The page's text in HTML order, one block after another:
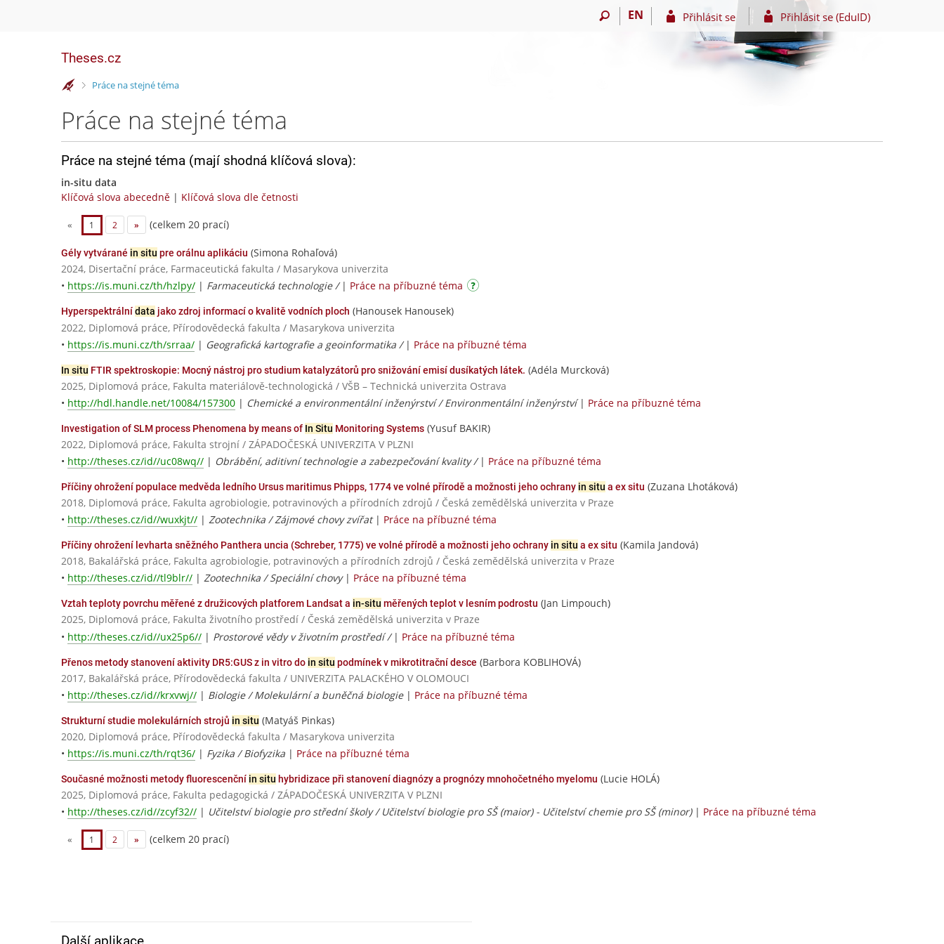
EN Přihlásit se Přihlásit se (EduID)
Theses.cz
>Práce na stejné téma
Práce na stejné téma
Práce na stejné téma (mají shodná klíčová slova):
in-situ data
Klíčová slova abecedně | Klíčová slova dle četnosti
« 1 2 » (celkem 20 prací)
Gély vytvárané in situ pre orálnu aplikáciu (Simona Rohaľová)
2024, Disertační práce, Farmaceutická fakulta / Masarykova univerzita
• https://is.muni.cz/th/hzlpy/ | Farmaceutická technologie / | Práce na příbuzné téma
Hyperspektrálnídata jako zdroj informací o kvalitě vodních ploch (Hanousek Hanousek)
2022, Diplomová práce, Přírodovědecká fakulta / Masarykova univerzita
• https://is.muni.cz/th/srraa/ | Geografická kartografie a geoinformatika / | Práce na příbuzné téma
In situ FTIR spektroskopie: Mocný nástroj pro studium katalyzátorů pro snižování emisí dusíkatých látek. (Adéla Murcková)
2025, Diplomová práce, Fakulta materiálově-technologická / VŠB – Technická univerzita Ostrava
• http://hdl.handle.net/10084/157300 | Chemické a environmentální inženýrství / Environmentální inženýrství| Práce na příbuzné téma
Investigation of SLM process Phenomena by means of In Situ Monitoring Systems (Yusuf BAKIR)
2022, Diplomová práce, Fakulta strojní / ZÁPADOČESKÁ UNIVERZITA V PLZNI
• http://theses.cz/id//uc08wq// | Obrábění, aditivní technologie a zabezpečování kvality / | Práce na příbuzné téma
Příčiny ohrožení populace medvěda ledního Ursus maritimus Phipps, 1774 ve volné přírodě a možnosti jeho ochrany in situ a ex situ (Zuzana Lhotáková)
2018, Diplomová práce, Fakulta agrobiologie, potravinových a přírodních zdrojů / Česká zemědělská univerzita v Praze
• http://theses.cz/id//wuxkjt// | Zootechnika / Zájmové chovy zvířat| Práce na příbuzné téma
Příčiny ohrožení levharta sněžného Panthera uncia (Schreber, 1775) ve volné přírodě a možnosti jeho ochrany in situ a ex situ (Kamila Jandová)
2018, Bakalářská práce, Fakulta agrobiologie, potravinových a přírodních zdrojů / Česká zemědělská univerzita v Praze
• http://theses.cz/id//tl9blr// | Zootechnika / Speciální chovy| Práce na příbuzné téma
Vztah teploty povrchu měřené z družicových platforem Landsat a in-situ měřených teplot v lesním podrostu (Jan Limpouch)
2025, Diplomová práce, Fakulta životního prostředí / Česká zemědělská univerzita v Praze
• http://theses.cz/id//ux25p6// | Prostorové vědy v životním prostředí / | Práce na příbuzné téma
Přenos metody stanovení aktivity DR5:GUS z in vitro do in situ podmínek v mikrotitrační desce (Barbora KOBLIHOVÁ)
2017, Bakalářská práce, Přírodovědecká fakulta / UNIVERZITA PALACKÉHO V OLOMOUCI
• http://theses.cz/id//krxvwj// | Biologie / Molekulární a buněčná biologie| Práce na příbuzné téma
Strukturní studie molekulárních strojů in situ (Matyáš Pinkas)
2020, Diplomová práce, Přírodovědecká fakulta / Masarykova univerzita
• https://is.muni.cz/th/rqt36/ | Fyzika / Biofyzika | Práce na příbuzné téma
Současné možnosti metody fluorescenční in situ hybridizace při stanovení diagnózy a prognózy mnohočetného myelomu (Lucie HOLÁ)
2025, Diplomová práce, Fakulta pedagogická / ZÁPADOČESKÁ UNIVERZITA V PLZNI
• http://theses.cz/id//zcyf32// | Učitelství biologie pro střední školy / Učitelství biologie pro SŠ (maior) - Učitelství chemie pro SŠ (minor)| Práce na příbuzné téma
« 1 2 » (celkem 20 prací)